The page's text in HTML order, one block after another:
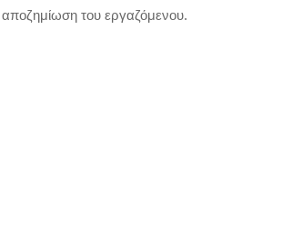
αποζημίωση του εργαζόμενου.